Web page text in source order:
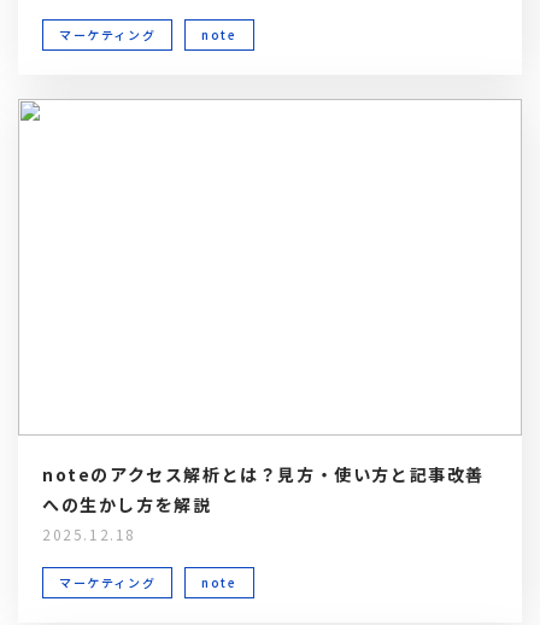
マーケティング note
noteのアクセス解析とは？見方・使い方と記事改善
への生かし方を解説
2025.12.18
マーケティング note